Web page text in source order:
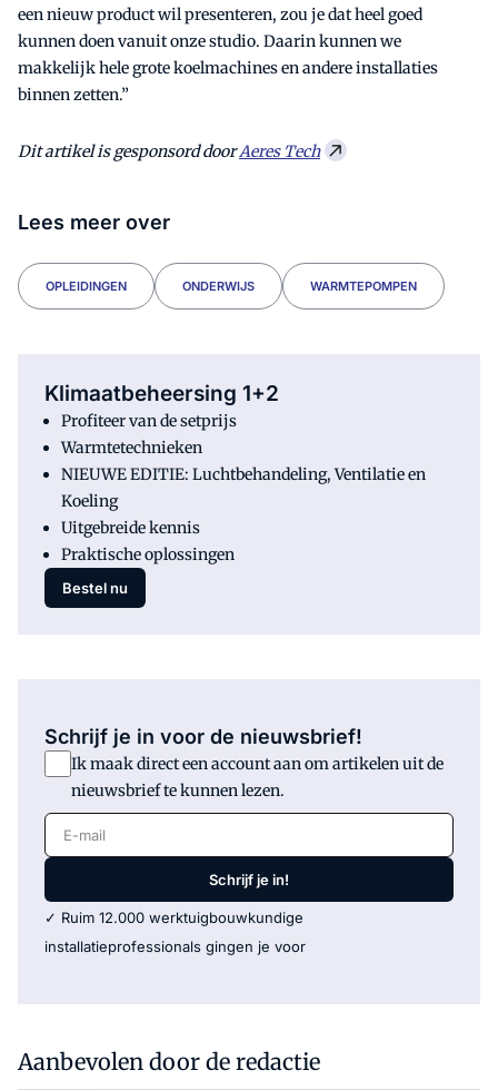
een nieuw product wil presenteren, zou je dat heel goed
kunnen doen vanuit onze studio. Daarin kunnen we
makkelijk hele grote koelmachines en andere installaties
binnen zetten.”
Dit artikel is gesponsord doorAeres Tech
Lees meer over
OPLEIDINGEN ONDERWIJS WARMTEPOMPEN
Klimaatbeheersing 1+2
Profiteer van de setprijs
Warmtetechnieken
NIEUWE EDITIE: Luchtbehandeling, Ventilatie en
Koeling
Uitgebreide kennis
Praktische oplossingen
Bestel nu
Schrijf je in voor de nieuwsbrief!
Ik maak direct een account aan om artikelen uit de
nieuwsbrief te kunnen lezen.
E-mail
Schrijf je in!
✓ Ruim 12.000 werktuigbouwkundige
installatieprofessionals gingen je voor
Aanbevolen door de redactie